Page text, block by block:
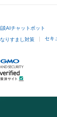
AIチャットボット
なりすまし対策 セキ